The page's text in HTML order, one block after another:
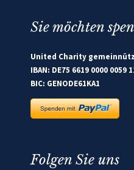
Sie möchten
United Charity
IBAN: DE75 6619 0000 0059
BIC: GENODE61KA1
Folgen Sie uns